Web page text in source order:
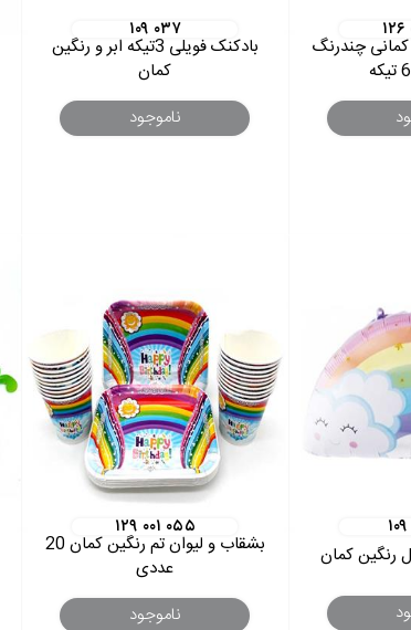
کمانی چندرنگ
۱۰۹ ۰۳۷
بادکنک فویلی 3تیکه ابر و رنگین
کمان
ناموجود
رنگین کمان
۱۲۹ ۰۰۱ ۰۵۵
بشقاب و لیوان تم رنگین کمان 20
عددی
ناموجود